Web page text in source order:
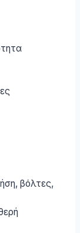
βόλτες,